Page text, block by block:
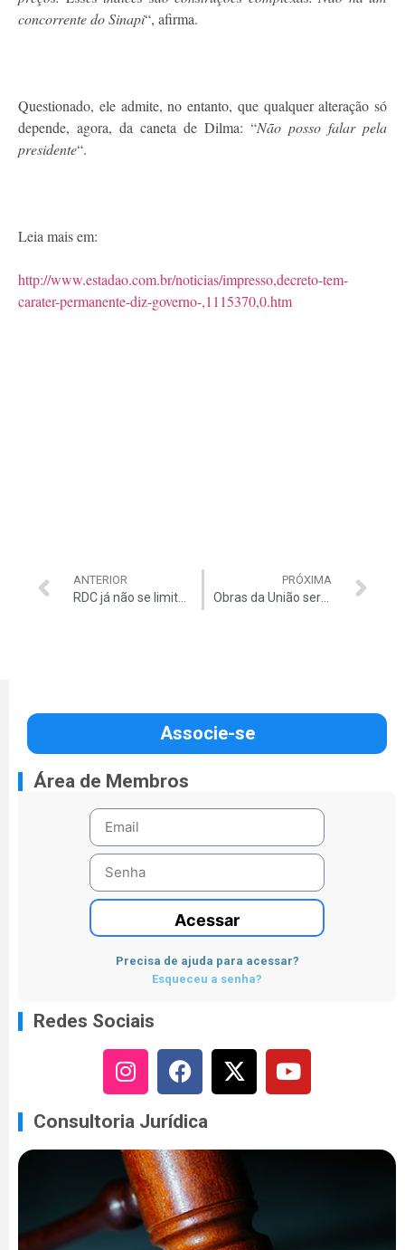
concorrente do Sinapi“, afirma.
Questionado, ele admite, no entanto, que qualquer alteração só
depende, agora, da caneta de Dilma: “Não posso falar pela
presidente“.
Leia mais em:
http://www.estadao.com.br/noticias/impresso,decreto-tem-
carater-permanente-diz-governo-,1115370,0.htm
ANTERIOR PRÓXIMA
Obras da União serão movidas com restos a pagar de 2013
Associe-se
Área de Membros
Acessar
Precisa de ajuda para acessar?
Esqueceu a senha?
Redes Sociais
Consultoria Jurídica